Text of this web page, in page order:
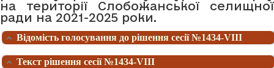
на території Слобожанської селищної
ради на 2021-2025 роки.
Відомість голосування до рішення сесії №1434-VIII
Текст рішення сесії №1434-VIII